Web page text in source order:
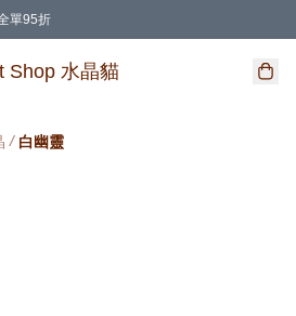
單95折
Shop 水晶貓
/ 白幽靈